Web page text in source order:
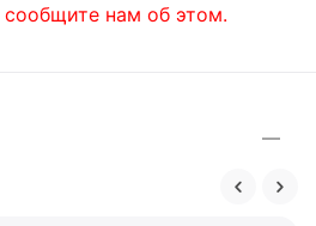
сообщите нам об этом.